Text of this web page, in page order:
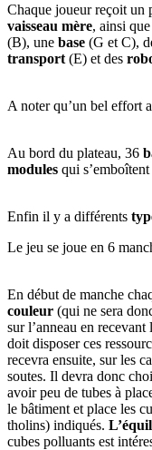
Chaque joueur reçoit un
vaisseau mère, ainsi
(B), une base (G et C),
transport (E) et des
A noter qu’un bel effort
Au bord du plateau, 36
modules qui
Enfin il y a différents
Le jeu se joue en 6
En début de manche
couleur (qui ne sera
sur l’anneau en
doit disposer ces
recevra ensuite, sur les
soutes. Il devra donc
avoir peu de tubes à
le bâtiment et place les
tholins) indiqués.
cubes polluants est